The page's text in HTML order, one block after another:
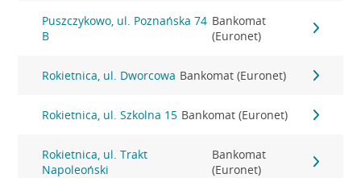
Puszczykowo, ul. Poznańska 74
B
Bankomat
(Euronet)
Rokietnica, ul. Dworcowa Bankomat (Euronet)
Rokietnica, ul. Szkolna 15 Bankomat (Euronet)
Rokietnica, ul. Trakt
Napoleoński
Bankomat
(Euronet)